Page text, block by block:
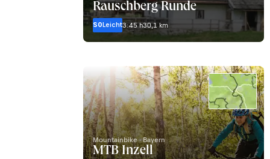
Rauschberg Runde
S0 Leicht3:45 h30,1 km
Mountainbike · Bayern
MTB Inzell